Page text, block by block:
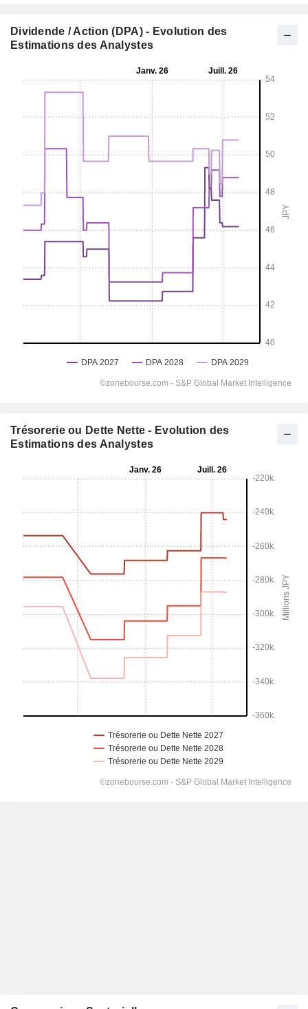
Dividende / Action (DPA) - Evolution des
Estimations des Analystes
Trésorerie ou Dette Nette - Evolution des
Estimations des Analystes